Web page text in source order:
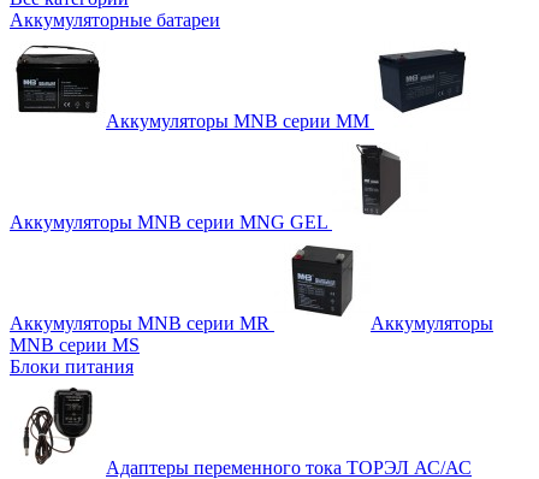
Аккумуляторные батареи
Аккумуляторы MNB серии MM
Аккумуляторы MNB серии MNG GEL
Аккумуляторы MNB серии MR
Аккумуляторы
MNB серии MS
Блоки питания
Адаптеры переменного тока ТОРЭЛ АС/АС